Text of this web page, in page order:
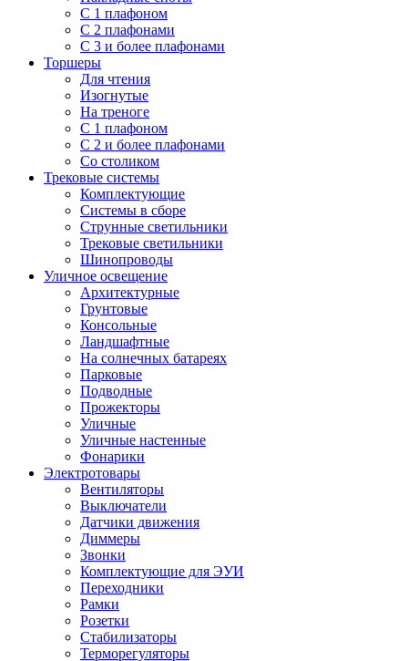
С 1 плафоном
С 2 плафонами
С 3 и более плафонами
Торшеры
Для чтения
Изогнутые
На треноге
С 1 плафоном
С 2 и более плафонами
Со столиком
Трековые системы
Комплектующие
Системы в сборе
Струнные светильники
Трековые светильники
Шинопроводы
Уличное освещение
Архитектурные
Грунтовые
Консольные
Ландшафтные
На солнечных батареях
Парковые
Подводные
Прожекторы
Уличные
Уличные настенные
Фонарики
Электротовары
Вентиляторы
Выключатели
Датчики движения
Диммеры
Звонки
Комплектующие для ЭУИ
Переходники
Рамки
Розетки
Стабилизаторы
Терморегуляторы